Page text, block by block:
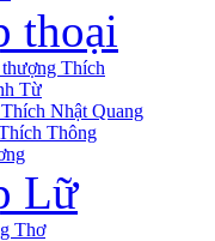
thoại
Thích
Từ
Nhật Quang
Thông
Lữ
Thơ